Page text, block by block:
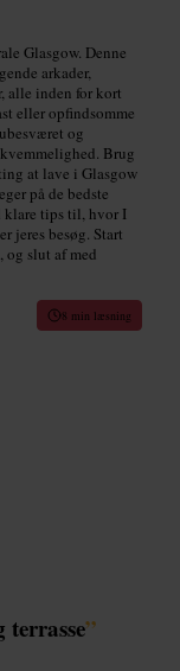
Glasgow. Denne
arkader,
alle inden for kort
eller opfindsomme
og
Brug
at lave i Glasgow
på de bedste
klare tips til, hvor I
jeres besøg. Start
slut af med
8 min læsning
terrasse”